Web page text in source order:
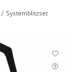
Systemblitzset